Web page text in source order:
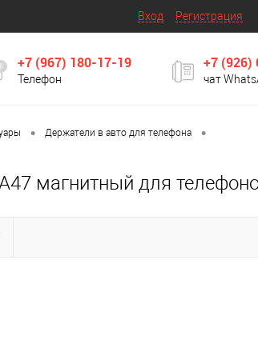
Вход Регистрация
+7 (967) 180-17-19
Телефон
+7 (926)
чат
• Держатели в авто для телефона •
магнитный для